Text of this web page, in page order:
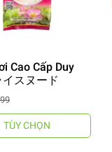
Cao Cấp Duy
スヌード
TÙY CHỌN